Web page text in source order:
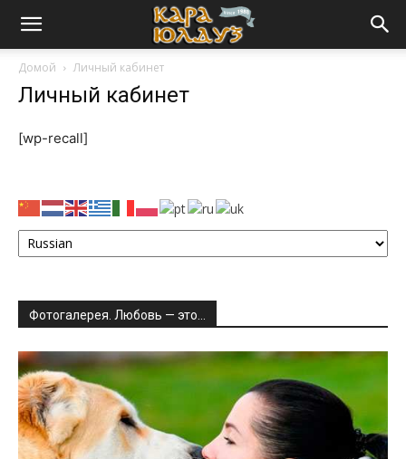
Домой Личный кабинет
Личный кабинет
[wp-recall]
Фотогалерея. Любовь — это…